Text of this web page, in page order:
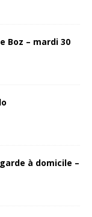
Boz – mardi 30
à domicile –